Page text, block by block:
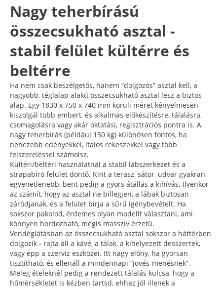
Nagy teherbírású
összecsukható asztal -
stabil felület kültérre és
beltérre
Ha nem csak beszélgetős, hanem “dolgozós” asztal kell, a
nagyobb, téglalap alakú összecsukható asztal lesz a biztos
alap. Egy 1830 x 750 x 740 mm körüli méret kényelmesen
kiszolgál több embert, és alkalmas előkészítésre, tálalásra,
csomagolásra vagy akár oktatási, regisztrációs pontra is. A
nagy teherbírás (például 150 kg) különösen fontos, ha
nehezebb edényekkel, italos rekeszekkel vagy több
felszereléssel számolsz.
Kültéri/beltéri használatnál a stabil lábszerkezet és a
strapabíró felület döntő. Kint a terasz, sátor, udvar gyakran
egyenetlenebb, bent pedig a gyors átállás a kihívás. Ilyenkor
az számít, hogy az asztal ne billegjen, a lábak biztosan
záródjanak, és a felület bírja a sűrű igénybevételt. Ha
sokszor pakolod, érdemes olyan modellt választani, ami
könnyen hordozható, mégis masszív érzetű.
Vendéglátásban az összecsukható asztal sokszor a háttérben
dolgozik - rajta áll a kávé, a tálak, a kihelyezett desszertek,
vagy épp a szerviz eszközei. Itt nagy előny, ha gyorsan
tisztítható, és ellenáll a mindennapi “jövés-menésnek”.
Meleg ételeknél pedig a rendezett tálalás kulcsa, hogy a
hőmérsékletet is kézben tartsd, ehhez jól illenek a